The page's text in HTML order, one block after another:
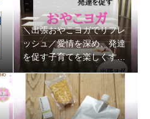
＼出張おやこヨガでリフレ
ッシュ／愛情を深め、発達
を促す子育てを楽しくする